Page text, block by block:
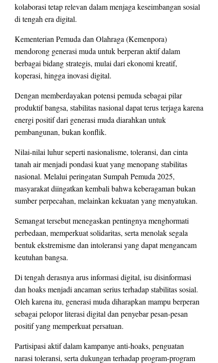
kolaborasi tetap relevan dalam menjaga keseimbangan sosial
di tengah era digital.
Kementerian Pemuda dan Olahraga (Kemenpora)
mendorong generasi muda untuk berperan aktif dalam
berbagai bidang strategis, mulai dari ekonomi kreatif,
koperasi, hingga inovasi digital.
Dengan memberdayakan potensi pemuda sebagai pilar
produktif bangsa, stabilitas nasional dapat terus terjaga karena
energi positif dari generasi muda diarahkan untuk
pembangunan, bukan konflik.
Nilai-nilai luhur seperti nasionalisme, toleransi, dan cinta
tanah air menjadi pondasi kuat yang menopang stabilitas
nasional. Melalui peringatan Sumpah Pemuda 2025,
masyarakat diingatkan kembali bahwa keberagaman bukan
sumber perpecahan, melainkan kekuatan yang menyatukan.
Semangat tersebut menegaskan pentingnya menghormati
perbedaan, memperkuat solidaritas, serta menolak segala
bentuk ekstremisme dan intoleransi yang dapat mengancam
keutuhan bangsa.
Di tengah derasnya arus informasi digital, isu disinformasi
dan hoaks menjadi ancaman serius terhadap stabilitas sosial.
Oleh karena itu, generasi muda diharapkan mampu berperan
sebagai pelopor literasi digital dan penyebar pesan-pesan
positif yang memperkuat persatuan.
Partisipasi aktif dalam kampanye anti-hoaks, penguatan
narasi toleransi, serta dukungan terhadap program-program